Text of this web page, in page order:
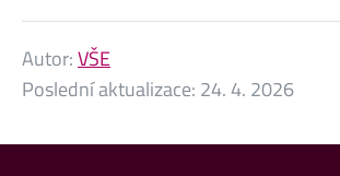
Autor:VŠE
Poslední aktualizace: 24. 4. 2026